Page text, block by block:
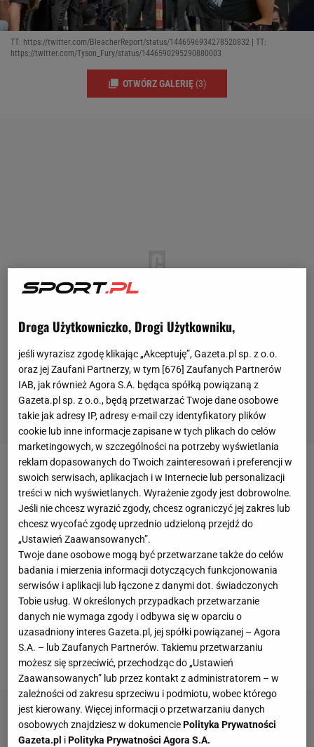
TT: https://twitter.com/BleacherReport/status/1446596934278520832 | TT:
https://twitter.com/Tyson_Fury/status/1446590295290880003
OTWÓRZ GALERIĘ (3)
Pierwotnie trzeci pojedynek pomiędzyTysonem
Furym(30-0-1, 21KO) a Deontayem Wilderem (42-1-
1, 41 KO) miał odbyć się 24 lipca tego roku w Las
Vegas, natomiast został odwołany ze względu na
cztery pozytywnewynikina obecność COVID-19 w
zespole Fury'ego. Brytyjczyk również okazał się
zakażony, choć kiedyś przyjął pierwszą dawkę
szczepionki. Pojawiły się teżplotki, że Fury został
ciężko znokautowany na sparingu przez Jareda
Andersona, ale nikt tego nie potwierdził.
Droga Użytkowniczko, Drogi Użytkowniku,
jeśli wyrazisz zgodę klikając „Akceptuję”, Gazeta.pl sp. z o.o.
oraz jej Zaufani Partnerzy, w tym [676] Zaufanych Partnerów
IAB, jak również Agora S.A. będąca spółką powiązaną z
Gazeta.pl sp. z o.o., będą przetwarzać Twoje dane osobowe
takie jak adresy IP, adresy e-mail czy identyfikatory plików
cookie lub inne informacje zapisane w tych plikach do celów
marketingowych, w szczególności na potrzeby wyświetlania
reklam dopasowanych do Twoich zainteresowań i preferencji w
swoich serwisach, aplikacjach i w Internecie lub personalizacji
treści w nich wyświetlanych. Wyrażenie zgody jest dobrowolne.
Jeśli nie chcesz wyrazić zgody, chcesz ograniczyć jej zakres lub
chcesz wycofać zgodę uprzednio udzieloną przejdź do
„Ustawień Zaawansowanych”.
Twoje dane osobowe mogą być przetwarzane także do celów
badania i mierzenia informacji dotyczących funkcjonowania
serwisów i aplikacji lub łączone z danymi dot. świadczonych
Tobie usług. W określonych przypadkach przetwarzanie
danych nie wymaga zgody i odbywa się w oparciu o
uzasadniony interes Gazeta.pl, jej spółki powiązanej – Agora
S.A. – lub Zaufanych Partnerów. Takiemu przetwarzaniu
możesz się sprzeciwić, przechodząc do „Ustawień
Zaawansowanych” lub przez kontakt z administratorem – w
zależności od zakresu sprzeciwu i podmiotu, wobec którego
jest kierowany. Więcej informacji o przetwarzaniu danych
osobowych znajdziesz w dokumenciePolityka Prywatności
Gazeta.pl iPolityka Prywatności Agora S.A.